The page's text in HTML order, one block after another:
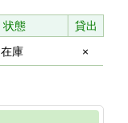
状態
貸出
在庫 ×